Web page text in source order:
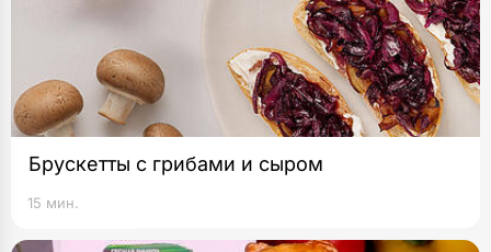
Брускетты с грибами и сыром
15 мин.